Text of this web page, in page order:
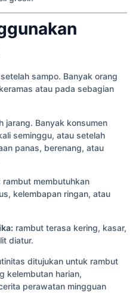
sampo. Banyak orang
atau pada sebagian
jarang. Banyak konsumen
seminggu, atau setelah
panas, berenang, atau
rambut membutuhkan
kelembapan ringan, atau
rambut terasa kering, kasar,
diatur.
ditujukan untuk rambut
kelembutan harian,
perawatan mingguan